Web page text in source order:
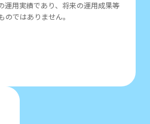
運用実績であり、将来の運用成果等
ではありません。